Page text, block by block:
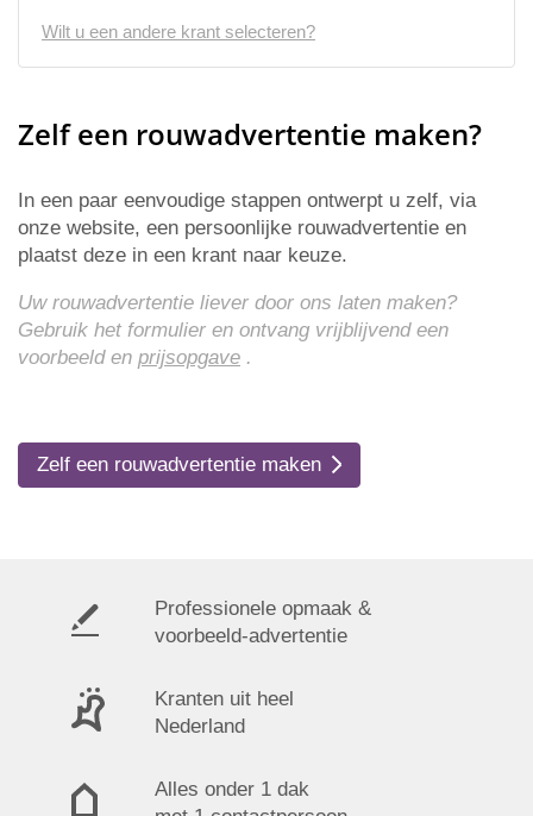
Wilt u een andere krant selecteren?
Zelf een rouwadvertentie maken?
In een paar eenvoudige stappen ontwerpt u zelf, via
onze website, een persoonlijke rouwadvertentie en
plaatst deze in een krant naar keuze.
Uw rouwadvertentie liever door ons laten maken?
Gebruik het formulier en ontvang vrijblijvend een
voorbeeld en prijsopgave .
Zelf een rouwadvertentie maken
Professionele opmaak &
voorbeeld-advertentie
Kranten uit heel
Nederland
Alles onder 1 dak